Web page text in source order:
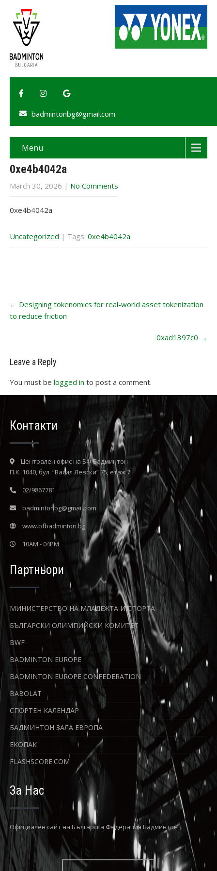
badmintonbg@gmail.com
Menu
0xe4b4042a
March 30, 2026 | No Comments
0xe4b4042a
Uncategorized | Tags: 0xe4b4042a
navigation
← Designing tokenomics for real-world asset tokenization
to reduce friction
0xad1397c0 →
Leave a Reply
You must be logged in to post a comment.
Контакти
Централен офис на БФ Бадминтон
П.К. 1040, бул. “Васил Левски” 75, етаж 7
02/9867781
badmintonbg@gmail.com
www.bfbadminton.bg
10AM - 04PM
Партньори
МИНИСТЕРСТВО НА МЛАДЕЖТА И СПОРТА
БЪЛГАРСКИ ОЛИМПИЙСКИ КОМИТЕТ
BWF
BADMINTON EUROPE
BADMINTON EUROPE CONFEDERATION
BABOLAT
СПОРТЕН КАЛЕНДАР
БАДМИНТОН ЗАЛА ЕВРОПА
ЕКОПАК
FLASHSCORE.COM
За Нас
Официaлен сайт на Българска Федерация Бадминтон